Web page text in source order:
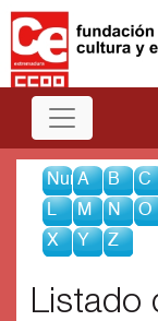
NumA B C
L
M N O
X
Y Z
Listado